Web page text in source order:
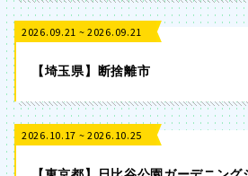
2026.09.21 ~ 2026.09.21
【埼玉県】断捨離市
2026.10.17 ~ 2026.10.25